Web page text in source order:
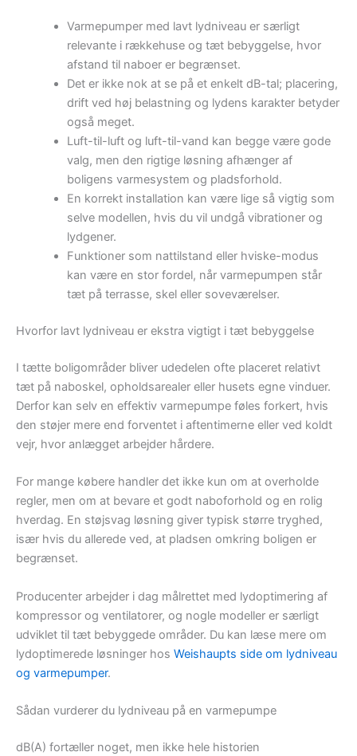
Varmepumper med lavt lydniveau er særligt
relevante i rækkehuse og tæt bebyggelse, hvor
afstand til naboer er begrænset.
Det er ikke nok at se på et enkelt dB-tal; placering,
drift ved høj belastning og lydens karakter betyder
også meget.
Luft-til-luft og luft-til-vand kan begge være gode
valg, men den rigtige løsning afhænger af
boligens varmesystem og pladsforhold.
En korrekt installation kan være lige så vigtig som
selve modellen, hvis du vil undgå vibrationer og
lydgener.
Funktioner som nattilstand eller hviske-modus
kan være en stor fordel, når varmepumpen står
tæt på terrasse, skel eller soveværelser.
Hvorfor lavt lydniveau er ekstra vigtigt i tæt bebyggelse
I tætte boligområder bliver udedelen ofte placeret relativt
tæt på naboskel, opholdsarealer eller husets egne vinduer.
Derfor kan selv en effektiv varmepumpe føles forkert, hvis
den støjer mere end forventet i aftentimerne eller ved koldt
vejr, hvor anlægget arbejder hårdere.
For mange købere handler det ikke kun om at overholde
regler, men om at bevare et godt naboforhold og en rolig
hverdag. En støjsvag løsning giver typisk større tryghed,
især hvis du allerede ved, at pladsen omkring boligen er
begrænset.
Producenter arbejder i dag målrettet med lydoptimering af
kompressor og ventilatorer, og nogle modeller er særligt
udviklet til tæt bebyggede områder. Du kan læse mere om
lydoptimerede løsninger hos Weishaupts side om lydniveau
og varmepumper.
Sådan vurderer du lydniveau på en varmepumpe
dB(A) fortæller noget, men ikke hele historien